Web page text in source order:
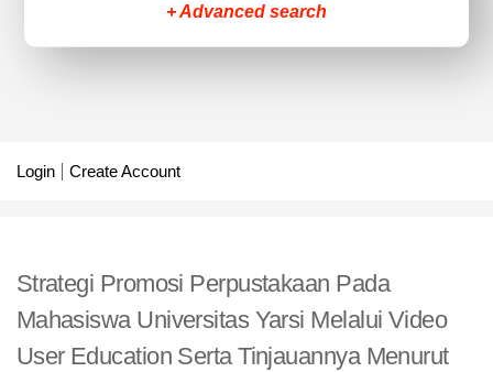
+ Advanced search
Login Create Account
Strategi Promosi Perpustakaan Pada
Mahasiswa Universitas Yarsi Melalui Video
User Education Serta Tinjauannya Menurut